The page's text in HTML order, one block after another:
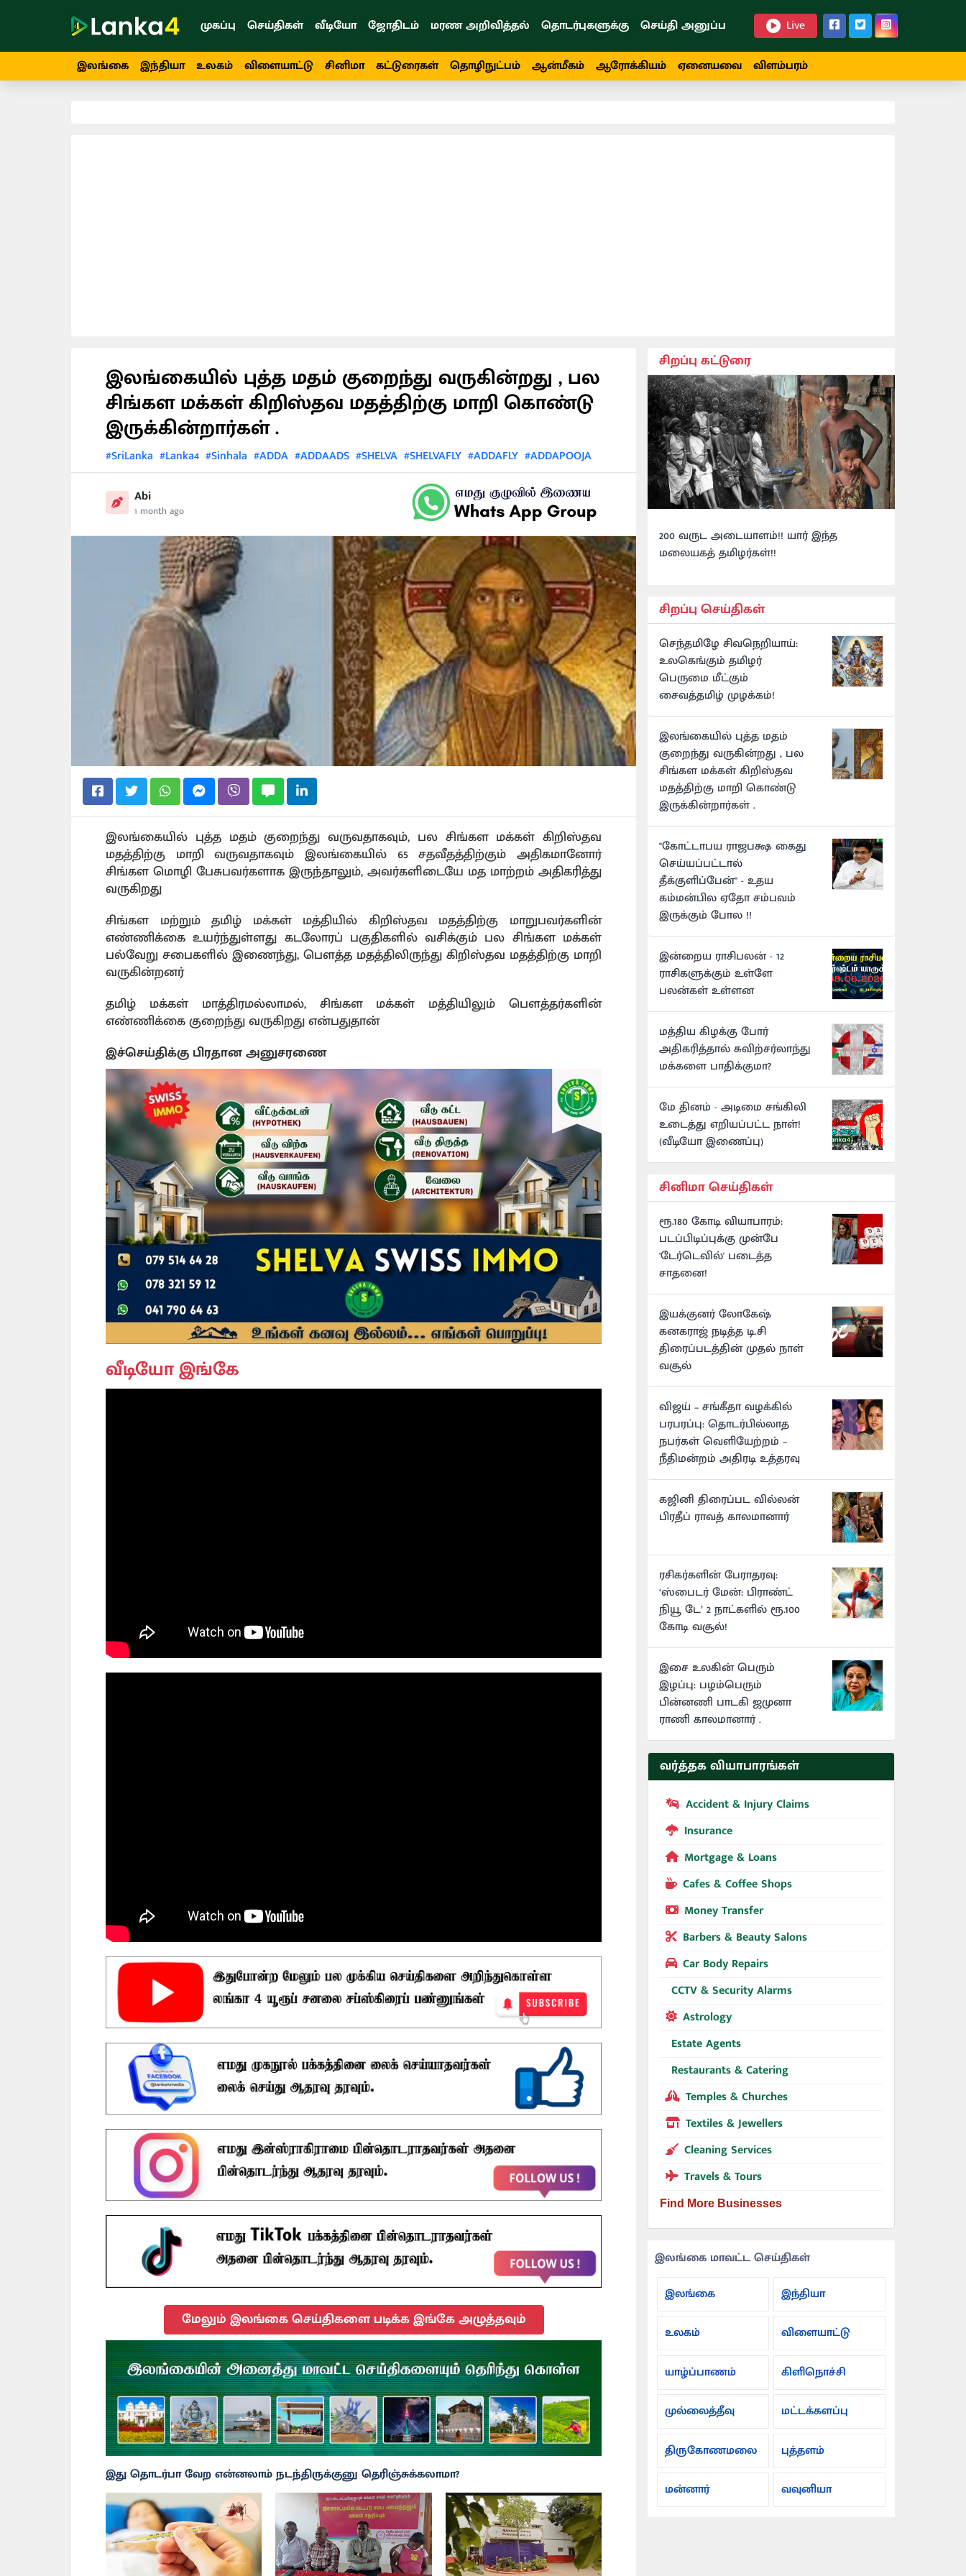
முகப்பு செய்திகள் வீடியோ ஜோதிடம் மரண அறிவித்தல் தொடர்புகளுக்கு செய்தி அனுப்ப Live
இலங்கை இந்தியா உலகம் விளையாட்டு சினிமா கட்டுரைகள் தொழிநுட்பம் ஆன்மீகம் ஆரோக்கியம் ஏனையவை விளம்பரம்
இலங்கையில் புத்த மதம் குறைந்து வருகின்றது , பல
சிங்கள மக்கள் கிறிஸ்தவ மதத்திற்கு மாறி கொண்டு
இருக்கின்றார்கள் .
#SriLanka #Lanka4 #Sinhala #ADDA #ADDAADS #SHELVA #SHELVAFLY #ADDAFLY #ADDAPOOJA
Abi
1 month ago
இலங்கையில் புத்த மதம் குறைந்து வருவதாகவும், பல சிங்கள மக்கள் கிறிஸ்தவ
மதத்திற்கு மாறி வருவதாகவும் இலங்கையில் 65 சதவீதத்திற்கும் அதிகமானோர்
சிங்கள மொழி பேசுபவர்களாக இருந்தாலும், அவர்களிடையே மத மாற்றம் அதிகரித்து
வருகிறது
சிங்கள மற்றும் தமிழ் மக்கள் மத்தியில் கிறிஸ்தவ மதத்திற்கு மாறுபவர்களின்
எண்ணிக்கை உயர்ந்துள்ளது கடலோரப் பகுதிகளில் வசிக்கும் பல சிங்கள மக்கள்
பல்வேறு சபைகளில் இணைந்து, பௌத்த மதத்திலிருந்து கிறிஸ்தவ மதத்திற்கு மாறி
வருகின்றனர்
தமிழ் மக்கள் மாத்திரமல்லாமல், சிங்கள மக்கள் மத்தியிலும் பௌத்தர்களின்
எண்ணிக்கை குறைந்து வருகிறது என்பதுதான்
இச்செய்திக்கு பிரதான அனுசரணை
வீடியோ இங்கே
மேலும் இலங்கை செய்திகளை படிக்க இங்கே அழுத்தவும்
இது தொடர்பா வேற என்னலாம் நடந்திருக்குனு தெரிஞ்சுக்கலாமா?
சிறப்பு கட்டுரை
200 வருட அடையாளம்!! யார் இந்த
மலையகத் தமிழர்கள்!!
சிறப்பு செய்திகள்
செந்தமிழே சிவநெறியாய்:
உலகெங்கும் தமிழர்
பெருமை மீட்கும்
சைவத்தமிழ் முழக்கம்!
இலங்கையில் புத்த மதம்
குறைந்து வருகின்றது , பல
சிங்கள மக்கள் கிறிஸ்தவ
மதத்திற்கு மாறி கொண்டு
இருக்கின்றார்கள் .
"கோட்டாபய ராஜபக்ஷ கைது
செய்யப்பட்டால்
தீக்குளிப்பேன்" - உதய
கம்மன்பில ஏதோ சம்பவம்
இருக்கும் போல !!
இன்றைய ராசிபலன் - 12
ராசிகளுக்கும் உள்ளே
பலன்கள் உள்ளன
மத்திய கிழக்கு போர்
அதிகரித்தால் சுவிற்சர்லாந்து
மக்களை பாதிக்குமா?
மே தினம் - அடிமை சங்கிலி
உடைத்து எறியப்பட்ட நாள்!
(வீடியோ இணைப்பு)
சினிமா செய்திகள்
ரூ.180 கோடி வியாபாரம்:
படப்பிடிப்புக்கு முன்பே
'டேர்டெவில்' படைத்த
சாதனை!
இயக்குனர் லோகேஷ்
கனகராஜ் நடித்த டி.சி
திரைப்படத்தின் முதல் நாள்
வசூல்
விஜய் – சங்கீதா வழக்கில்
பரபரப்பு: தொடர்பில்லாத
நபர்கள் வெளியேற்றம் –
நீதிமன்றம் அதிரடி உத்தரவு
கஜினி திரைப்பட வில்லன்
பிரதீப் ராவத் காலமானார்
ரசிகர்களின் பேராதரவு:
‘ஸ்பைடர் மேன்: பிராண்ட்
நியூ டே’ 2 நாட்களில் ரூ.100
கோடி வசூல்!
இசை உலகின் பெரும்
இழப்பு: பழம்பெரும்
பின்னணி பாடகி ஜமுனா
ராணி காலமானார் .
வர்த்தக வியாபாரங்கள்
Accident & Injury Claims
Insurance
Mortgage & Loans
Cafes & Coffee Shops
Money Transfer
Barbers & Beauty Salons
Car Body Repairs
CCTV & Security Alarms
Astrology
Estate Agents
Restaurants & Catering
Temples & Churches
Textiles & Jewellers
Cleaning Services
Travels & Tours
Find More Businesses
இலங்கை மாவட்ட செய்திகள்
இலங்கை
இந்தியா
உலகம் விளையாட்டு
யாழ்ப்பாணம் கிளிநொச்சி
முல்லைத்தீவு மட்டக்களப்பு
திருகோணமலை புத்தளம்
மன்னார் வவுனியா